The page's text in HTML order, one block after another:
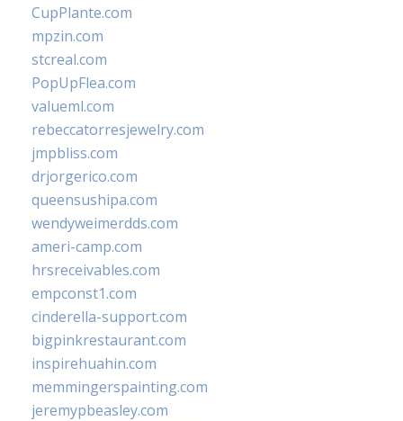
CupPlante.com
mpzin.com
stcreal.com
PopUpFlea.com
valueml.com
rebeccatorresjewelry.com
jmpbliss.com
drjorgerico.com
queensushipa.com
wendyweimerdds.com
ameri-camp.com
hrsreceivables.com
empconst1.com
cinderella-support.com
bigpinkrestaurant.com
inspirehuahin.com
memmingerspainting.com
jeremypbeasley.com